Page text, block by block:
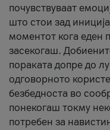
почувствуваат
што стои зад
моментот кога еден
засекогаш.
пораката допре до
одговорното
безбедноста во
понекогаш токму
потребен за